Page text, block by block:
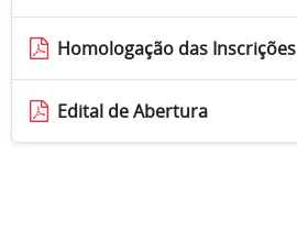
Homologação das Inscrições
Edital de Abertura